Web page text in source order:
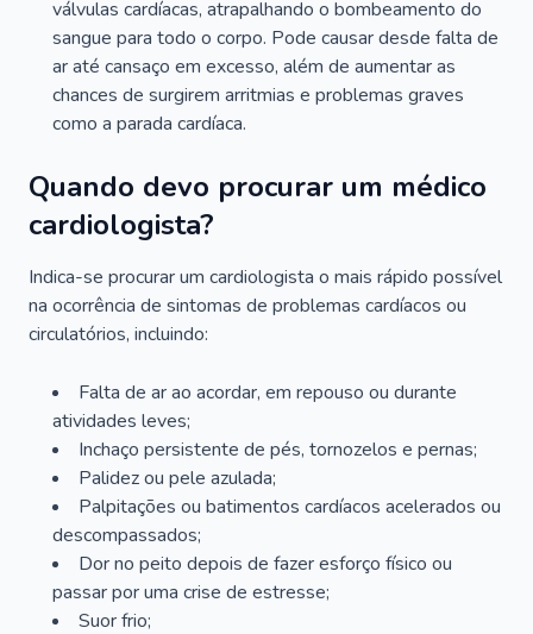
válvulas cardíacas, atrapalhando o bombeamento do
sangue para todo o corpo. Pode causar desde falta de
ar até cansaço em excesso, além de aumentar as
chances de surgirem arritmias e problemas graves
como a parada cardíaca.
Quando devo procurar um médico
cardiologista?
Indica-se procurar um cardiologista o mais rápido possível
na ocorrência de sintomas de problemas cardíacos ou
circulatórios, incluindo:
Falta de ar ao acordar, em repouso ou durante
atividades leves;
Inchaço persistente de pés, tornozelos e pernas;
Palidez ou pele azulada;
Palpitações ou batimentos cardíacos acelerados ou
descompassados;
Dor no peito depois de fazer esforço físico ou
passar por uma crise de estresse;
Suor frio;